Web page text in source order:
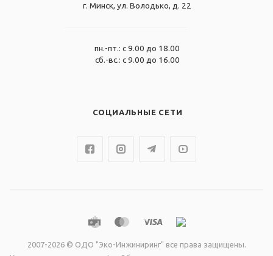
г. Минск, ул. Володько, д. 22
пн.-пт.: с 9.00 до 18.00
сб.-вс.: с 9.00 до 16.00
СОЦИАЛЬНЫЕ СЕТИ
2007-2026 © ОДО "Эко-Инжиниринг" все права защищены.